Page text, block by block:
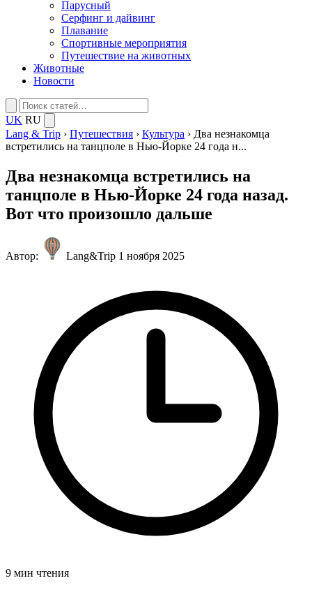
Парусный
Серфинг и дайвинг
Плавание
Спортивные мероприятия
Путешествие на животных
Животные
Новости
UK RU
Lang & Trip › Путешествия › Культура › Два незнакомца
встретились на танцполе в Нью-Йорке 24 года н...
Два незнакомца встретились на
танцполе в Нью-Йорке 24 года назад.
Вот что произошло дальше
Автор: Lang&Trip 1 ноября 2025
9 мин чтения